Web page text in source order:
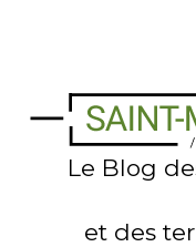
Le Blog
et des